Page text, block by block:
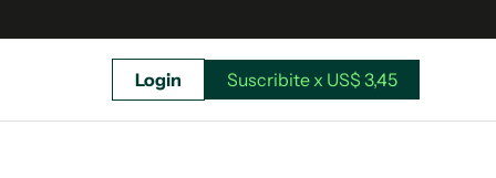
Login Suscribite x US$ 3,45